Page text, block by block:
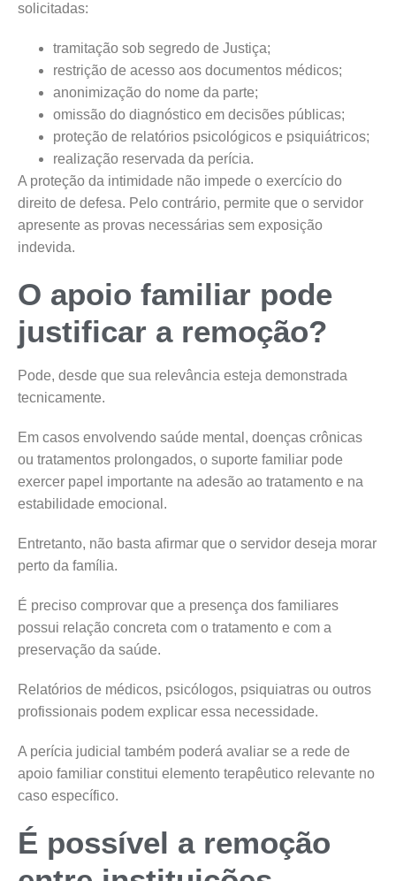
solicitadas:
tramitação sob segredo de Justiça;
restrição de acesso aos documentos médicos;
anonimização do nome da parte;
omissão do diagnóstico em decisões públicas;
proteção de relatórios psicológicos e psiquiátricos;
realização reservada da perícia.
A proteção da intimidade não impede o exercício do
direito de defesa. Pelo contrário, permite que o servidor
apresente as provas necessárias sem exposição
indevida.
O apoio familiar pode
justificar a remoção?
Pode, desde que sua relevância esteja demonstrada
tecnicamente.
Em casos envolvendo saúde mental, doenças crônicas
ou tratamentos prolongados, o suporte familiar pode
exercer papel importante na adesão ao tratamento e na
estabilidade emocional.
Entretanto, não basta afirmar que o servidor deseja morar
perto da família.
É preciso comprovar que a presença dos familiares
possui relação concreta com o tratamento e com a
preservação da saúde.
Relatórios de médicos, psicólogos, psiquiatras ou outros
profissionais podem explicar essa necessidade.
A perícia judicial também poderá avaliar se a rede de
apoio familiar constitui elemento terapêutico relevante no
caso específico.
É possível a remoção